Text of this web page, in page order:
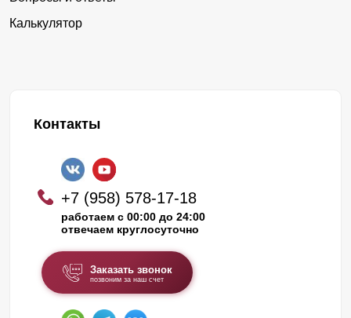
Калькулятор
Контакты
+7 (958) 578-17-18
работаем с 00:00 до 24:00
отвечаем круглосуточно
Заказать звонок
позвоним за наш счет